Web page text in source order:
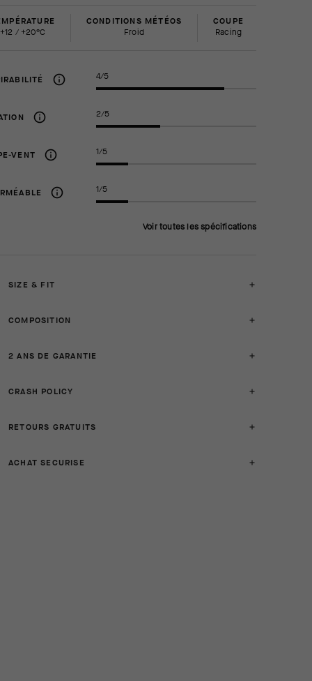
+12 / +20°C
CONDITIONS MÉTÉOS
Froid
COUPE
racing
4/5
2/5
VENT 1/5
1/5
Voir toutes les spécifications
SIZE & FIT
COMPOSITION
2 ANS DE GARANTIE
CRASH POLICY
RETOURS GRATUITS
ACHAT SECURISE